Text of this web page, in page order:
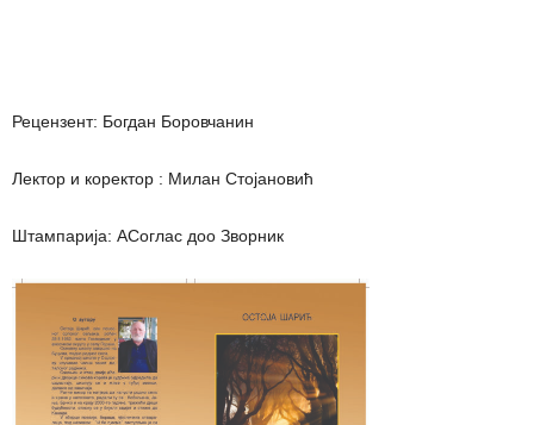
Рецензент: Богдан Боровчанин
Лектор и коректор : Милан Стојановић
Штампарија: АСоглас доо Зворник